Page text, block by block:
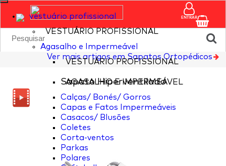
vestuário profissional
VESTUÁRIO PROFISSIONAL
Agasalho e Impermeável
VESTUÁRIO PROFISSIONAL
AGASALHO E IMPERMEÁVEL
Calças/ Bonés/ Gorros
Capas e Fatos Impermeáveis
Casacos/ Blusões
Coletes
Corta-ventos
Parkas
Polares
ENTRAR
Ver mais artigos em Sapatos Ortopédicos
Sapato Hiperventilado